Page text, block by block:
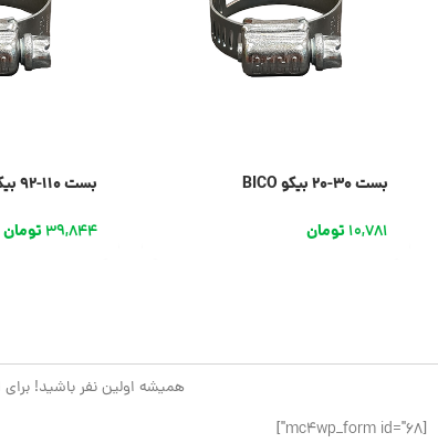
بست 30-20 بیکو BICO
10,781تومان
بست 110-92 بیکو BICO
39,844تومان
همیشه اولین نفر باشید!
[mc4wp_form id="68"]